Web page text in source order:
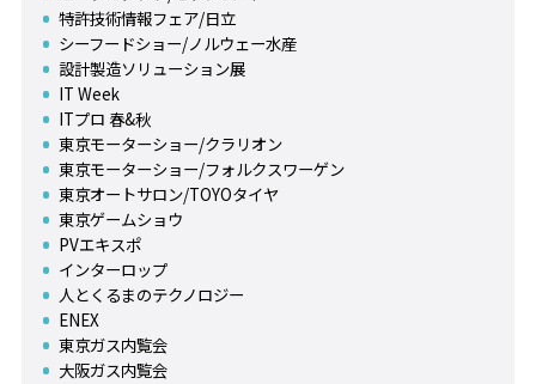
特許技術情報フェア/日立
シーフードショー/ノルウェー水産
設計製造ソリューション展
IT Week
ITプロ 春&秋
東京モーターショー/クラリオン
東京モーターショー/フォルクスワーゲン
東京オートサロン/TOYOタイヤ
東京ゲームショウ
PVエキスポ
インターロップ
人とくるまのテクノロジー
ENEX
東京ガス内覧会
大阪ガス内覧会